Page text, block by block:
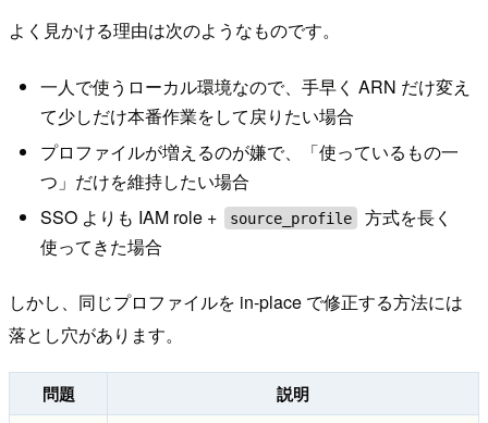
よく見かける理由は次のようなものです。
一人で使うローカル環境なので、手早く ARN だけ変え
て少しだけ本番作業をして戻りたい場合
プロファイルが増えるのが嫌で、「使っているもの一
つ」だけを維持したい場合
SSO よりも IAM role +
source_profile
方式を長く
使ってきた場合
しかし、同じプロファイルを in-place で修正する方法には
落とし穴があります。
問題
説明